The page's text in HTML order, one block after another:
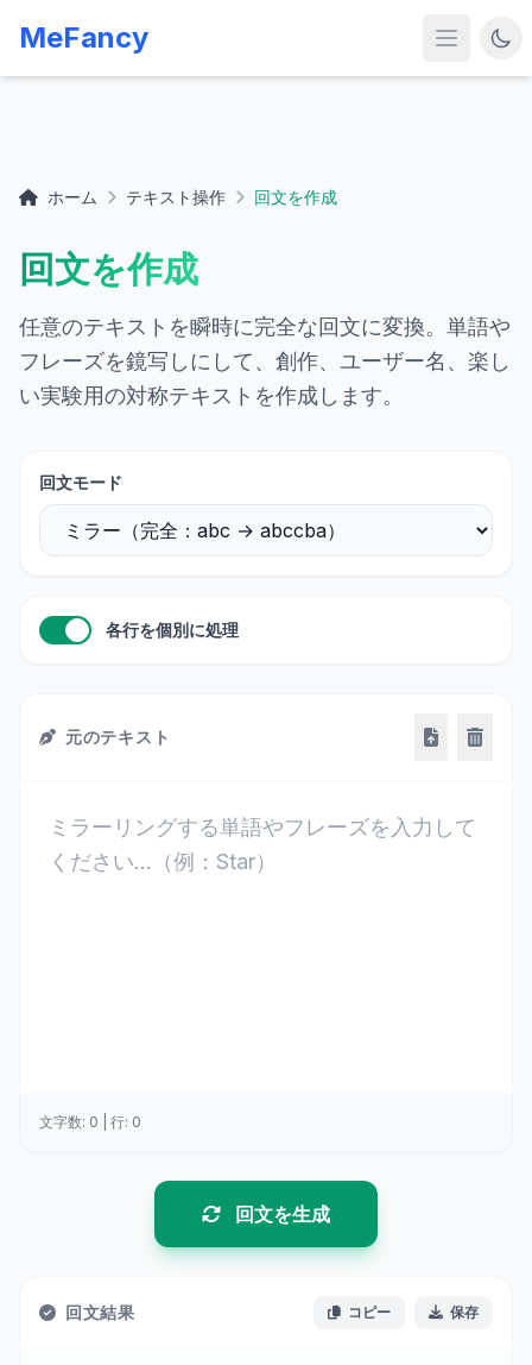
MeFancy
ホーム テキスト操作 回文を作成
回文を作成
任意のテキストを瞬時に完全な回文に変換。単語や
フレーズを鏡写しにして、創作、ユーザー名、楽し
い実験用の対称テキストを作成します。
回文モード
各行を個別に処理
元のテキスト
文字数: 0 | 行: 0
回文を生成
回文結果 コピー 保存